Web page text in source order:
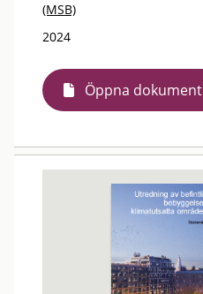
(MSB)
2024
Öppna dokument